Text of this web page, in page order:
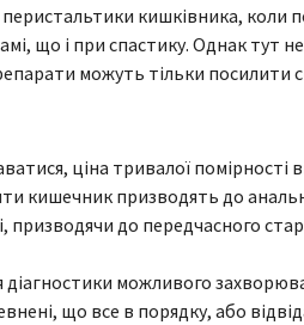
кишківника, коли
що і при спастику. Однак
можуть тільки посилити
ціна тривалої помірності
кишечник призводять до
до передчасного
можливого
що все в порядку, або